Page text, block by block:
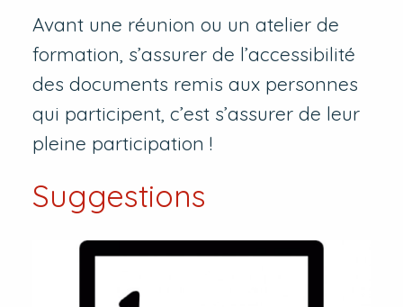
Avant une réunion ou un atelier de
formation, s’assurer de l’accessibilité
des documents remis aux personnes
qui participent, c’est s’assurer de leur
pleine participation !
Suggestions